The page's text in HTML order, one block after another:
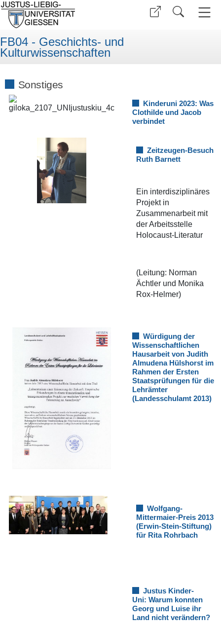
FB04 - Geschichts- und
Kulturwissenschaften
Sonstiges
Kinderuni 2023: Was
Clothilde und Jacob
verbindet
Zeitzeugen-Besuch
Ruth Barnett
Ein interdisziplinäres
Projekt in
Zusammenarbeit mit
der Arbeitsstelle
Holocaust-Literatur
(Leitung: Norman
Ächtler und Monika
Rox-Helmer)
Würdigung der
Wissenschaftlichen
Hausarbeit von Judith
Almudena Hülshorst im
Rahmen der Ersten
Staatsprüfungen für die
Lehrämter
(Landesschulamt 2013)
Wolfgang-
Mittermaier-Preis 2013
(Erwin-Stein-Stiftung)
für Rita Rohrbach
Justus Kinder-
Uni: Warum konnten
Georg und Luise ihr
Land nicht verändern?